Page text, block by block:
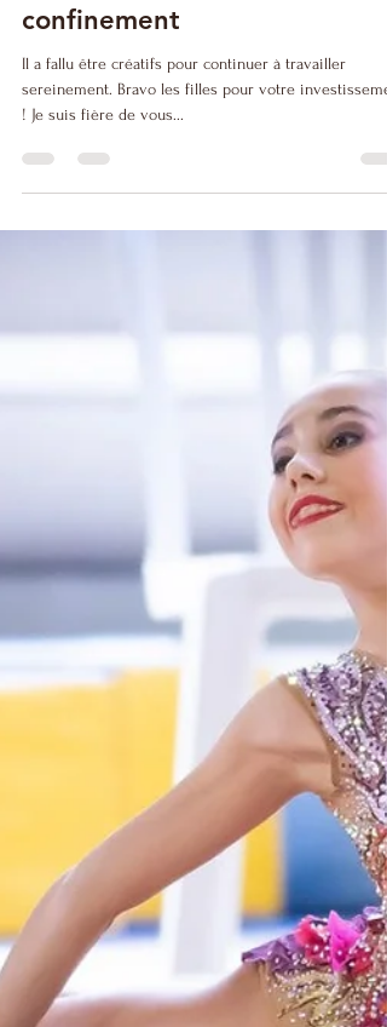
Vidéos des élèves pendant le
confinement
Il a fallu être créatifs pour continuer à travailler
! Je suis fière de vous...